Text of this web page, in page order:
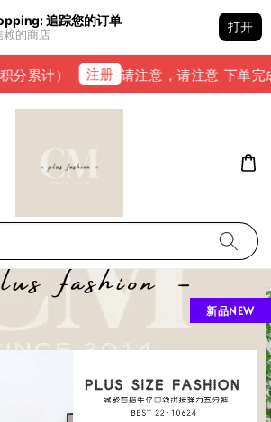
追踪您的订单
赖的商店
打开
累计） 注册 请注意，请注意 下单完
新品NEW